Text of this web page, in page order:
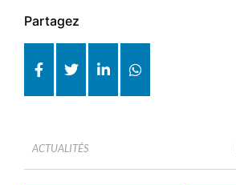
Partagez
ACTUALITÉS